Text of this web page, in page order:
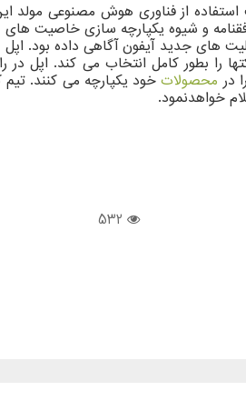
جهت استفاده از فناوری هوش
های جدید آیفون آگاهی داده بود.
را بطور کامل انتخاب می کند. اپل در
در محصولاتخود یکپارچه می کنند. تیم
خواهدنمود.
532